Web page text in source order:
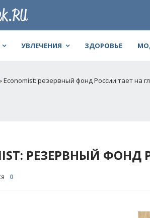
УВЛЕЧЕНИЯ ЗДОРОВЬЕ
Economist: резервный фонд России тает на
РЕЗЕРВНЫЙ
0